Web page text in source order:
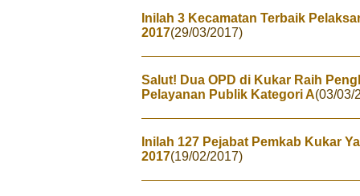
Inilah 3 Kecamatan Terbaik
2017(29/03/2017)
Salut! Dua OPD di Kukar Raih
Pelayanan Publik Kategori A(03/03/
Inilah 127 Pejabat Pemkab Kukar
2017(19/02/2017)